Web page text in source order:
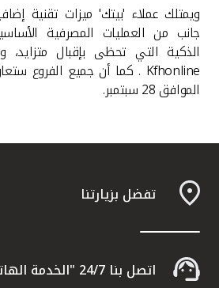
ويمتلك عملاء 'بيتك' ميزات تقنية
جانب من العمليات المصرفية
الذكية التي تحظى بإقبال
Kfhonline . كما أن جميع الفروع
الموافق 28 سبتمبر.
تفضل بزيارتنا
اتصل بنا 24/7 "الخدمة الهاتفية" 1803333